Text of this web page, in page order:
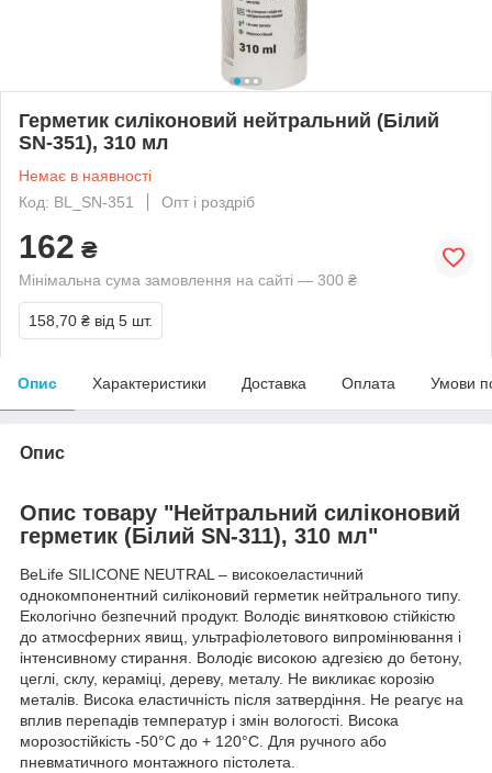
Герметик силіконовий нейтральний (Білий
SN-351), 310 мл
Немає в наявності
Код: BL_SN-351
Опт і роздріб
162 ₴
Мінімальна сума замовлення на сайті — 300 ₴
158,70 ₴ від 5 шт.
Опис Характеристики Доставка Оплата Умови
Опис
Опис товару "Нейтральний силіконовий
герметик (Білий SN-311), 310 мл"
BeLife SILICONE NEUTRAL – високоеластичний
однокомпонентний силіконовий герметик нейтрального типу.
Екологічно безпечний продукт. Володіє винятковою стійкістю
до атмосферних явищ, ультрафіолетового випромінювання і
інтенсивному стирання. Володіє високою адгезією до бетону,
цеглі, склу, кераміці, дереву, металу. Не викликає корозію
металів. Висока еластичність після затвердіння. Не реагує на
вплив перепадів температур і змін вологості. Висока
морозостійкість -50°С до + 120°С. Для ручного або
пневматичного монтажного пістолета.